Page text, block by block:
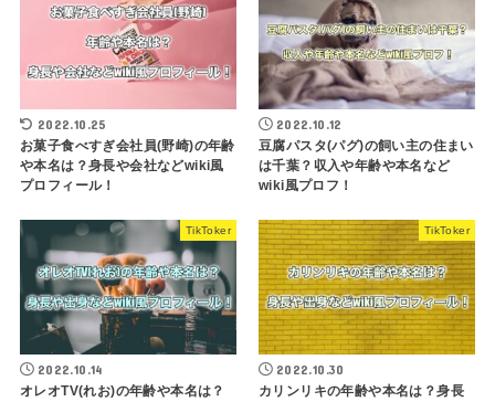
2022.10.25
お菓子食べすぎ会社員(野崎)の年齢
や本名は？身長や会社などwiki風
プロフィール！
2022.10.12
豆腐パスタ(パグ)の飼い主の住まい
は千葉？収入や年齢や本名など
wiki風プロフ！
TikToker
2022.10.14
オレオTV(れお)の年齢や本名は？
TikToker
2022.10.30
カリンリキの年齢や本名は？身長